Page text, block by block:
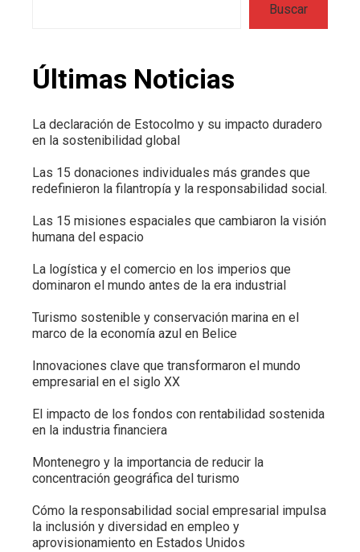
Buscar
Últimas Noticias
La declaración de Estocolmo y su impacto duradero
en la sostenibilidad global
Las 15 donaciones individuales más grandes que
redefinieron la filantropía y la responsabilidad social.
Las 15 misiones espaciales que cambiaron la visión
humana del espacio
La logística y el comercio en los imperios que
dominaron el mundo antes de la era industrial
Turismo sostenible y conservación marina en el
marco de la economía azul en Belice
Innovaciones clave que transformaron el mundo
empresarial en el siglo XX
El impacto de los fondos con rentabilidad sostenida
en la industria financiera
Montenegro y la importancia de reducir la
concentración geográfica del turismo
Cómo la responsabilidad social empresarial impulsa
la inclusión y diversidad en empleo y
aprovisionamiento en Estados Unidos